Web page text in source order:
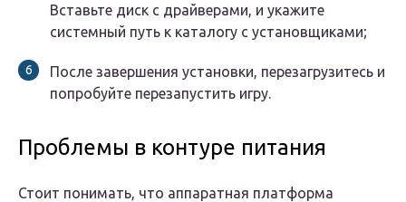
Вставьте диск с драйверами, и укажите
системный путь к каталогу с установщиками;
После завершения установки, перезагрузитесь и
попробуйте перезапустить игру.
Проблемы в контуре питания
Стоит понимать, что аппаратная платформа